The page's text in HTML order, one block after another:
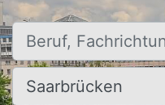
Beruf, Fachrichtung, Firma
Ort, Stadt